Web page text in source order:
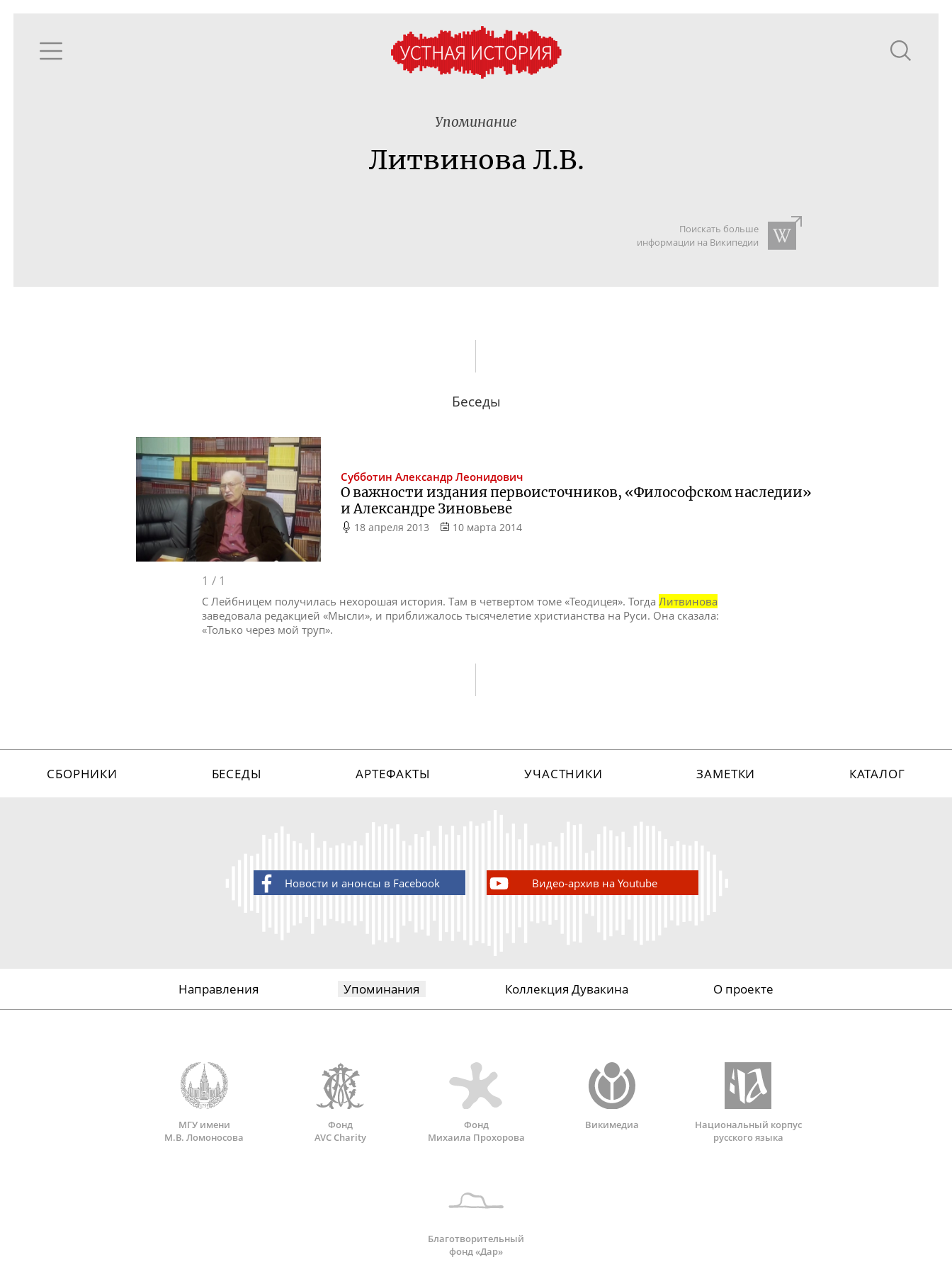
Упоминание
Литвинова Л.В.
Поискать больше
информации на Википедии
Беседы
Субботин Александр Леонидович
О важности издания первоисточников, «Философском наследии»
и Александре Зиновьеве
18 апреля 2013 10 марта 2014
1 / 1
С Лейбницем получилась нехорошая история. Там в четвертом томе «Теодицея». ТогдаЛитвинова
заведовала редакцией «Мысли», и приближалось тысячелетие христианства на Руси. Она сказала:
«Только через мой труп».
СБОРНИКИ БЕСЕДЫ АРТЕФАКТЫ УЧАСТНИКИ ЗАМЕТКИ КАТАЛОГ
Новости и анонсы в Facebook Видео-архив на Youtube
Направления Упоминания Коллекция Дувакина О проекте
МГУ имени
М.В. Ломоносова
Фонд
AVC Charity
Фонд
Михаила Прохорова
Викимедиа
Национальный корпус
русского языка
Благотворительный
фонд «Дар»